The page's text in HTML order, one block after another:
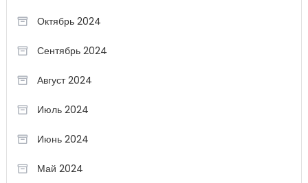
Октябрь 2024
Сентябрь 2024
Август 2024
Июль 2024
Июнь 2024
Май 2024